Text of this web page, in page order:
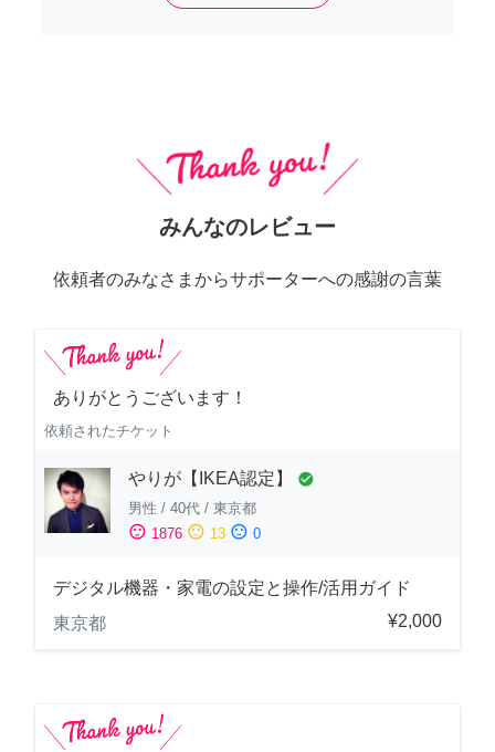
みんなのレビュー
依頼者のみなさまからサポーターへの感謝の言葉
ありがとうございます！
依頼されたチケット
やりが【IKEA認定】 check_circle
男性 / 40代 / 東京都
sentiment_satisfied 1876 sentiment_neutral 13 sentiment_dissatisfied 0
デジタル機器・家電の設定と操作/活用ガイド
東京都
¥2,000